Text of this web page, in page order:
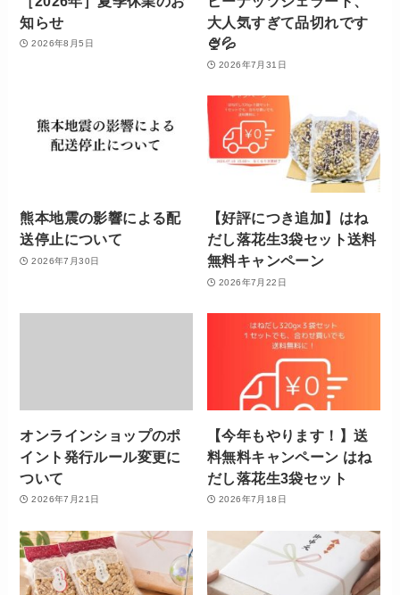
知らせ
2026年8月5日
大人気すぎて品切れです
🍨💦
2026年7月31日
熊本地震の影響による配
送停止について
2026年7月30日
【好評につき追加】はね
だし落花生3袋セット送料
無料キャンペーン
2026年7月22日
オンラインショップのポ
イント発行ルール変更に
ついて
2026年7月21日
【今年もやります！】送
料無料キャンペーン はね
だし落花生3袋セット
2026年7月18日